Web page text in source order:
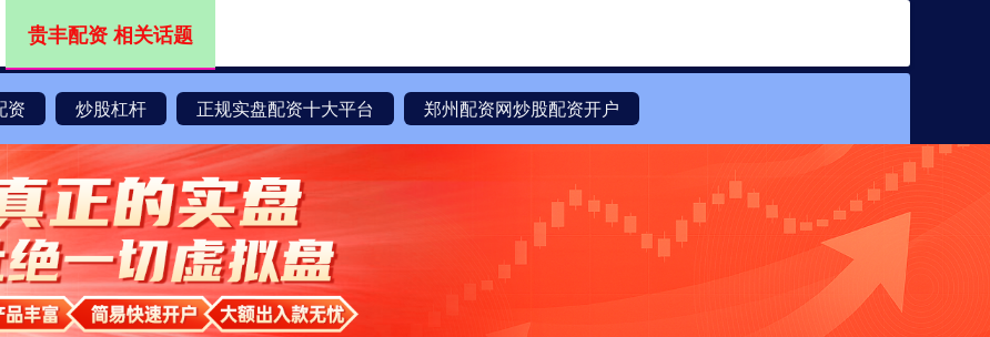
资 炒股杠杆 正规实盘配资十大平台 郑州配资网炒股配资开户
贵丰配资 相关话题